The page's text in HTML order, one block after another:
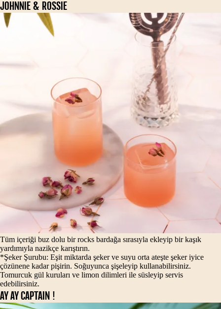
JOHNNIE & ROSSIE
Tüm içeriği buz dolu bir rocks bardağa sırasıyla ekleyip bir kaşık
yardımıyla nazikçe karıştırın.
*Şeker Şurubu: Eşit miktarda şeker ve suyu orta ateşte şeker iyice
çözünene kadar pişirin. Soğuyunca şişeleyip kullanabilirsiniz.
Tomurcuk gül kuruları ve limon dilimleri ile süsleyip servis
edebilirsiniz.
AY AY CAPTAIN !